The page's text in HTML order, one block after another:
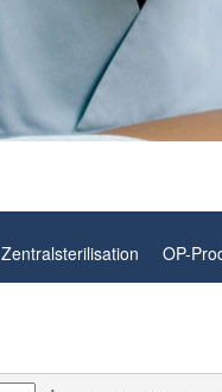
Zentralsterilisation OP-